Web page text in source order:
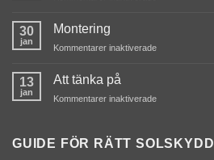
inga
30
jan
Montering
Kommentarer inaktiveradeför
13
jan
Att tänka på
Kommentarer inaktiveradeför
på
GUIDE FÖR RÄTT SOLSKYDD